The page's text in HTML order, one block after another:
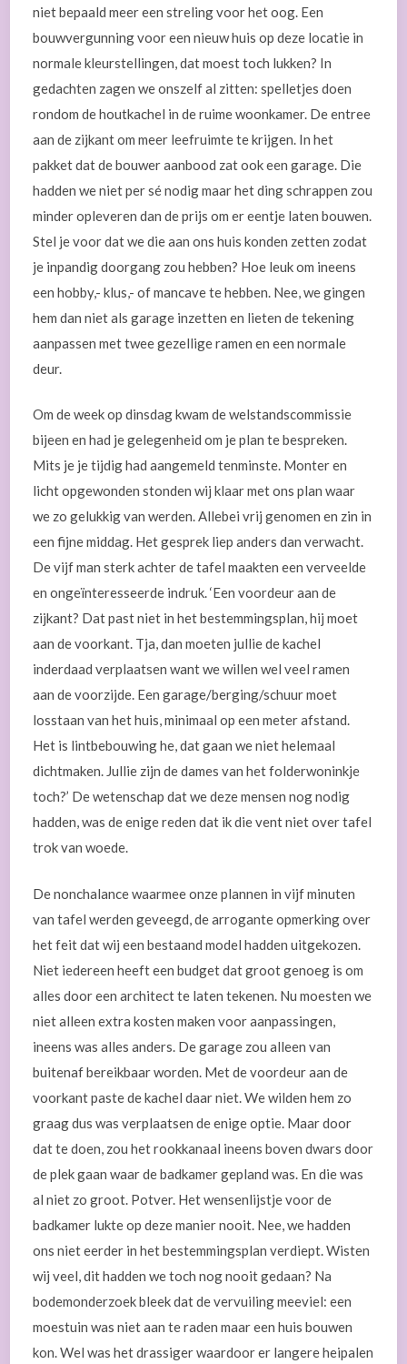
niet bepaald meer een streling voor het oog. Een
bouwvergunning voor een nieuw huis op deze locatie in
normale kleurstellingen, dat moest toch lukken? In
gedachten zagen we onszelf al zitten: spelletjes doen
rondom de houtkachel in de ruime woonkamer. De entree
aan de zijkant om meer leefruimte te krijgen. In het
pakket dat de bouwer aanbood zat ook een garage. Die
hadden we niet per sé nodig maar het ding schrappen zou
minder opleveren dan de prijs om er eentje laten bouwen.
Stel je voor dat we die aan ons huis konden zetten zodat
je inpandig doorgang zou hebben? Hoe leuk om ineens
een hobby,- klus,- of mancave te hebben. Nee, we gingen
hem dan niet als garage inzetten en lieten de tekening
aanpassen met twee gezellige ramen en een normale
deur.
Om de week op dinsdag kwam de welstandscommissie
bijeen en had je gelegenheid om je plan te bespreken.
Mits je je tijdig had aangemeld tenminste. Monter en
licht opgewonden stonden wij klaar met ons plan waar
we zo gelukkig van werden. Allebei vrij genomen en zin in
een fijne middag. Het gesprek liep anders dan verwacht.
De vijf man sterk achter de tafel maakten een verveelde
en ongeïnteresseerde indruk. ‘Een voordeur aan de
zijkant? Dat past niet in het bestemmingsplan, hij moet
aan de voorkant. Tja, dan moeten jullie de kachel
inderdaad verplaatsen want we willen wel veel ramen
aan de voorzijde. Een garage/berging/schuur moet
losstaan van het huis, minimaal op een meter afstand.
Het is lintbebouwing he, dat gaan we niet helemaal
dichtmaken. Jullie zijn de dames van het folderwoninkje
toch?’ De wetenschap dat we deze mensen nog nodig
hadden, was de enige reden dat ik die vent niet over tafel
trok van woede.
De nonchalance waarmee onze plannen in vijf minuten
van tafel werden geveegd, de arrogante opmerking over
het feit dat wij een bestaand model hadden uitgekozen.
Niet iedereen heeft een budget dat groot genoeg is om
alles door een architect te laten tekenen. Nu moesten we
niet alleen extra kosten maken voor aanpassingen,
ineens was alles anders. De garage zou alleen van
buitenaf bereikbaar worden. Met de voordeur aan de
voorkant paste de kachel daar niet. We wilden hem zo
graag dus was verplaatsen de enige optie. Maar door
dat te doen, zou het rookkanaal ineens boven dwars door
de plek gaan waar de badkamer gepland was. En die was
al niet zo groot. Potver. Het wensenlijstje voor de
badkamer lukte op deze manier nooit. Nee, we hadden
ons niet eerder in het bestemmingsplan verdiept. Wisten
wij veel, dit hadden we toch nog nooit gedaan? Na
bodemonderzoek bleek dat de vervuiling meeviel: een
moestuin was niet aan te raden maar een huis bouwen
kon. Wel was het drassiger waardoor er langere heipalen